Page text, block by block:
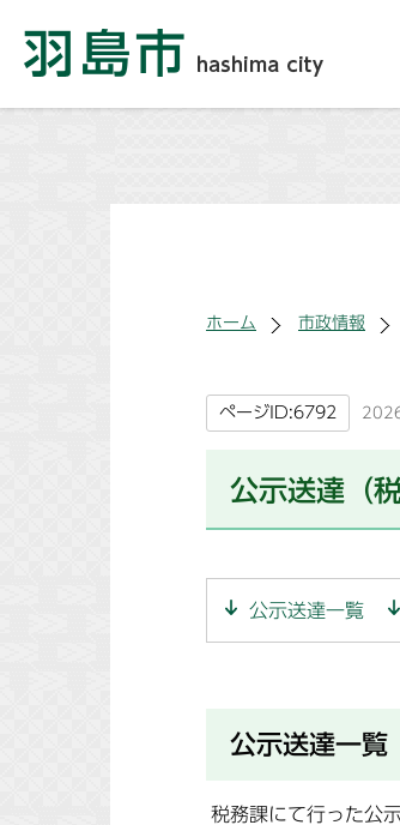
ホーム 市政情報
ページID:6792
公示送達（税
公示送達一覧
公示送達一覧
税務課にて行った公